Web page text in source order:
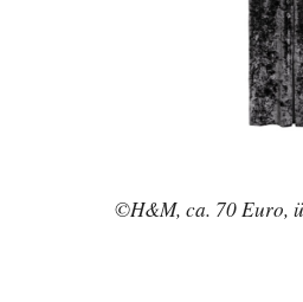
©H&M, ca. 70 Euro,